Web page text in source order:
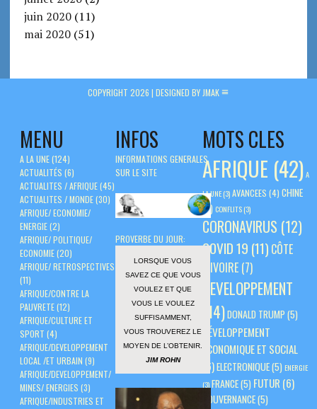
juin 2020(11)
mai 2020(51)
COPYRIGHT 2026 | DESIGNED BY JMAK
MENU
A LA UNE(124)
ACTUALITÉS (6)
ACTUALITES / AFRIQUE(45)
ACTUALITES / MONDE(30)
AFRIQUE/ ECONOMIE/
ENERGIE(2)
AFRIQUE/ POLITIQUE/
ECONOMIE(20)
AFRIQUE/ RETROSPECTIVES
(11)
AFRIQUE/CONTRE LA
PAUVRETE(12)
AFRIQUE/CULTURE ET
SPORT (4)
AFRIQUE/DEVELOPPEMENT
LOCAL /ET URBAIN (9)
AFRIQUE/DEVELOPPEMENT/
MINES/ ENERGIES (3)
AFRIQUE/INDUSTRIES ET
MOTS CLES
AFRIQUE (42) A
LA UNE(3)AVANCEES (4) CHINE
(5)CONFLITS(3)
CORONAVIRUS (12)
COVID 19 (11) CÔTE
D'IVOIRE (7)
DEVELOPPEMENT
(14)DONALD TRUMP(5)
DÉVELOPPEMENT
ÉCONOMIQUE ET SOCIAL
(6)ELECTRONIQUE(5)ENERGIE
(3)FRANCE(5)FUTUR (6)
GOUVERNANCE(5)
INFOS
INFORMATIONS GENERALES
SUR LE SITE
PROVERBE DU JOUR:
LORSQUE VOUS
SAVEZ CE QUE VOUS
VOULEZ ET QUE
VOUS LE VOULEZ
SUFFISAMMENT,
VOUS TROUVEREZ LE
MOYEN DE L’OBTENIR.
JIM ROHN